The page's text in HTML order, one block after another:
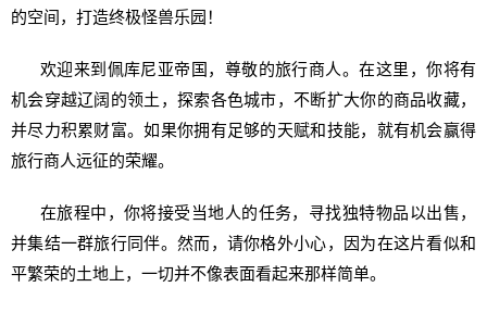
的空间，打造终极怪兽乐园！
欢迎来到佩库尼亚帝国，尊敬的旅行商人。在这里，你将有
机会穿越辽阔的领土，探索各色城市，不断扩大你的商品收藏，
并尽力积累财富。如果你拥有足够的天赋和技能，就有机会赢得
旅行商人远征的荣耀。
在旅程中，你将接受当地人的任务，寻找独特物品以出售，
并集结一群旅行同伴。然而，请你格外小心，因为在这片看似和
平繁荣的土地上，一切并不像表面看起来那样简单。